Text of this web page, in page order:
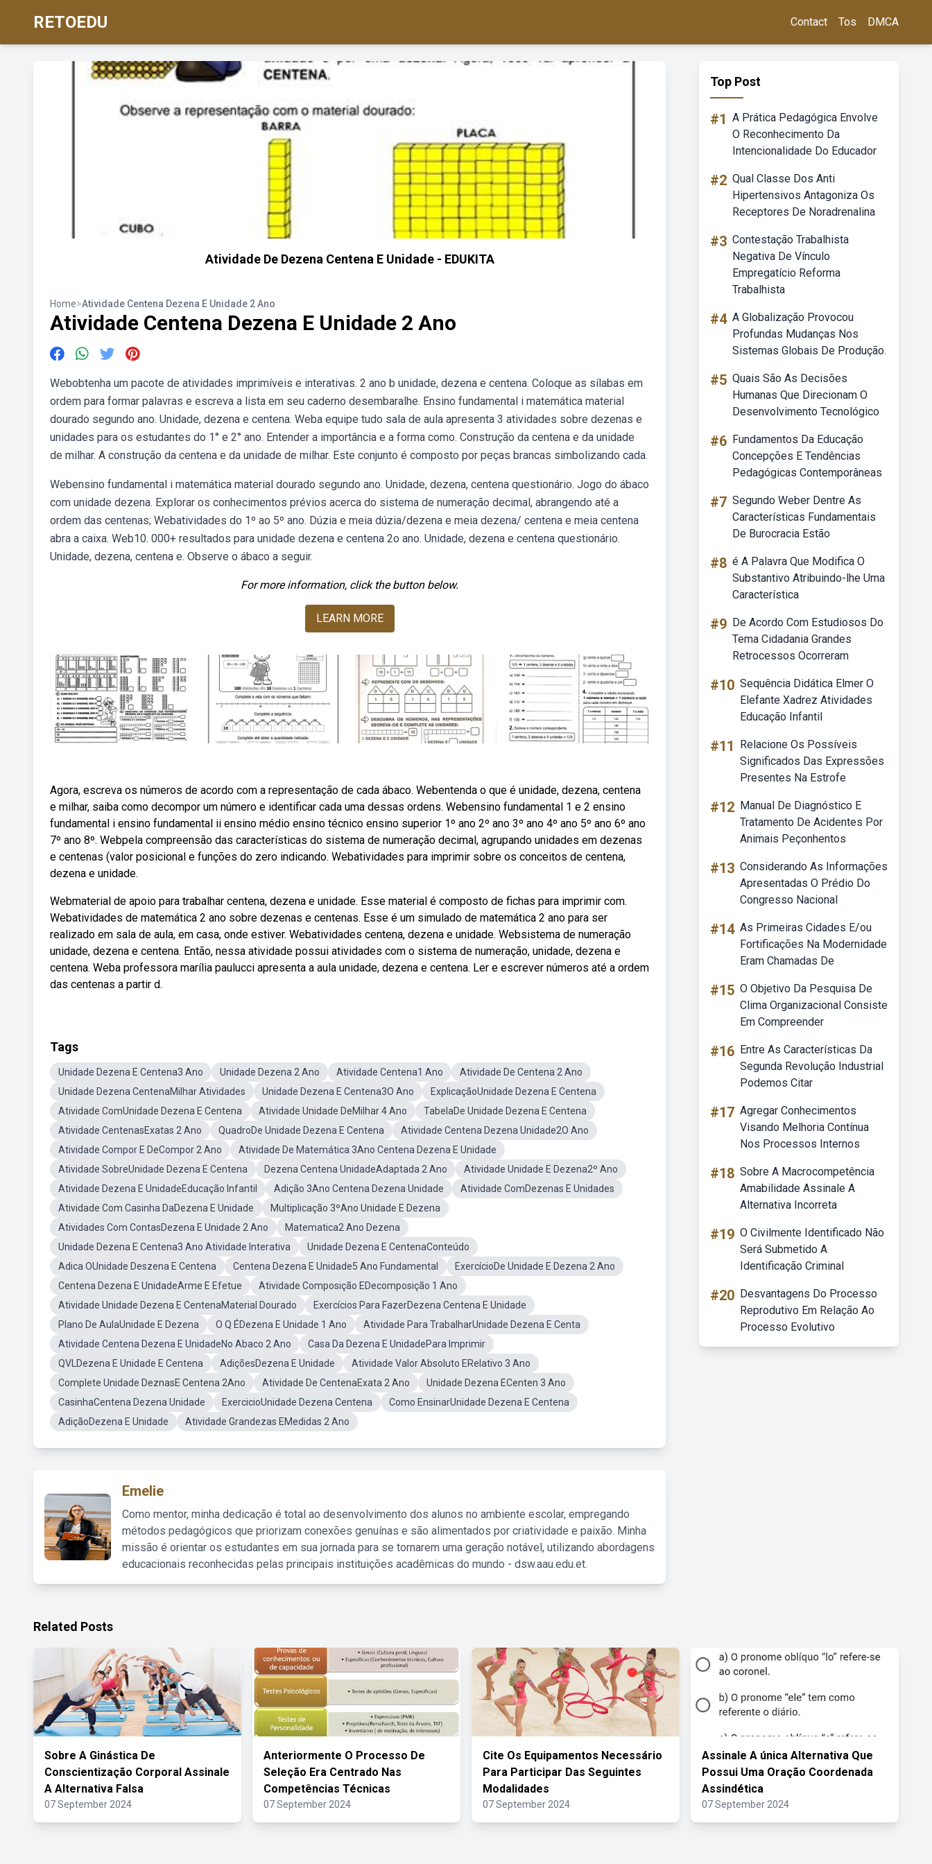
RETOEDU Contact Tos DMCA
Atividade De Dezena Centena E Unidade - EDUKITA
Home>Atividade Centena Dezena E Unidade 2 Ano
Atividade Centena Dezena E Unidade 2 Ano
Webobtenha um pacote de atividades imprimíveis e interativas. 2 ano b unidade, dezena e centena. Coloque as sílabas em
ordem para formar palavras e escreva a lista em seu caderno desembaralhe. Ensino fundamental i matemática material
dourado segundo ano. Unidade, dezena e centena. Weba equipe tudo sala de aula apresenta 3 atividades sobre dezenas e
unidades para os estudantes do 1° e 2° ano. Entender a importância e a forma como. Construção da centena e da unidade
de milhar. A construção da centena e da unidade de milhar. Este conjunto é composto por peças brancas simbolizando cada.
Webensino fundamental i matemática material dourado segundo ano. Unidade, dezena, centena questionário. Jogo do ábaco
com unidade dezena. Explorar os conhecimentos prévios acerca do sistema de numeração decimal, abrangendo até a
ordem das centenas; Webatividades do 1º ao 5º ano. Dúzia e meia dúzia/dezena e meia dezena/ centena e meia centena
abra a caixa. Web10. 000+ resultados para unidade dezena e centena 2o ano. Unidade, dezena e centena questionário.
Unidade, dezena, centena e. Observe o ábaco a seguir.
For more information, click the button below.
LEARN MORE
Agora, escreva os números de acordo com a representação de cada ábaco. Webentenda o que é unidade, dezena, centena
e milhar, saiba como decompor um número e identificar cada uma dessas ordens. Webensino fundamental 1 e 2 ensino
fundamental i ensino fundamental ii ensino médio ensino técnico ensino superior 1º ano 2º ano 3º ano 4º ano 5º ano 6º ano
7º ano 8º. Webpela compreensão das características do sistema de numeração decimal, agrupando unidades em dezenas
e centenas (valor posicional e funções do zero indicando. Webatividades para imprimir sobre os conceitos de centena,
dezena e unidade.
Webmaterial de apoio para trabalhar centena, dezena e unidade. Esse material é composto de fichas para imprimir com.
Webatividades de matemática 2 ano sobre dezenas e centenas. Esse é um simulado de matemática 2 ano para ser
realizado em sala de aula, em casa, onde estiver. Webatividades centena, dezena e unidade. Websistema de numeração
unidade, dezena e centena. Então, nessa atividade possui atividades com o sistema de numeração, unidade, dezena e
centena. Weba professora marília paulucci apresenta a aula unidade, dezena e centena. Ler e escrever números até a ordem
das centenas a partir d.
Tags
Unidade Dezena E Centena3 Ano Unidade Dezena 2 Ano Atividade Centena1 Ano
Atividade De Centena 2 Ano
Unidade Dezena CentenaMilhar Atividades
Unidade Dezena E Centena3O Ano
ExplicaçãoUnidade Dezena E Centena
Atividade ComUnidade Dezena E Centena
Atividade Unidade DeMilhar 4 Ano
TabelaDe Unidade Dezena E Centena
Atividade CentenasExatas 2 Ano
QuadroDe Unidade Dezena E Centena
Atividade Centena Dezena Unidade2O Ano
Atividade Compor E DeCompor 2 Ano
Atividade De Matemática 3Ano Centena Dezena E Unidade
Atividade SobreUnidade Dezena E Centena
Dezena Centena UnidadeAdaptada 2 Ano
Atividade Unidade E Dezena2º Ano
Atividade Dezena E UnidadeEducação Infantil
Adição 3Ano Centena Dezena Unidade
Atividade ComDezenas E Unidades
Atividade Com Casinha DaDezena E Unidade
Multiplicação 3ºAno Unidade E Dezena
Atividades Com ContasDezena E Unidade 2 Ano
Matematica2 Ano Dezena
Unidade Dezena E Centena3 Ano Atividade Interativa
Unidade Dezena E CentenaConteúdo
Adica OUnidade Deszena E Centena
Centena Dezena E Unidade5 Ano Fundamental
ExercícioDe Unidade E Dezena 2 Ano
Centena Dezena E UnidadeArme E Efetue
Atividade Composição EDecomposição 1 Ano
Atividade Unidade Dezena E CentenaMaterial Dourado
Exercícios Para FazerDezena Centena E Unidade
Plano De AulaUnidade E Dezena
O Q ÉDezena E Unidade 1 Ano
Atividade Para TrabalharUnidade Dezena E Centa
Atividade Centena Dezena E UnidadeNo Abaco 2 Ano
Casa Da Dezena E UnidadePara Imprimir
QVLDezena E Unidade E Centena
AdiçõesDezena E Unidade
Atividade Valor Absoluto ERelativo 3 Ano
Complete Unidade DeznasE Centena 2Ano
Atividade De CentenaExata 2 Ano
Unidade Dezena ECenten 3 Ano
CasinhaCentena Dezena Unidade
ExercicioUnidade Dezena Centena
Como EnsinarUnidade Dezena E Centena
AdiçãoDezena E Unidade
Atividade Grandezas EMedidas 2 Ano
Emelie
Como mentor, minha dedicação é total ao desenvolvimento dos alunos no ambiente escolar, empregando
métodos pedagógicos que priorizam conexões genuínas e são alimentados por criatividade e paixão. Minha
missão é orientar os estudantes em sua jornada para se tornarem uma geração notável, utilizando abordagens
educacionais reconhecidas pelas principais instituições acadêmicas do mundo - dsw.aau.edu.et.
Top Post
#1 A Prática Pedagógica Envolve
O Reconhecimento Da
Intencionalidade Do Educador
#2 Qual Classe Dos Anti
Hipertensivos Antagoniza Os
Receptores De Noradrenalina
#3 Contestação Trabalhista
Negativa De Vínculo
Empregatício Reforma
Trabalhista
#4 A Globalização Provocou
Profundas Mudanças Nos
Sistemas Globais De Produção.
#5 Quais São As Decisões
Humanas Que Direcionam O
Desenvolvimento Tecnológico
#6 Fundamentos Da Educação
Concepções E Tendências
Pedagógicas Contemporâneas
#7 Segundo Weber Dentre As
Características Fundamentais
De Burocracia Estão
#8 é A Palavra Que Modifica O
Substantivo Atribuindo-lhe Uma
Característica
#9 De Acordo Com Estudiosos Do
Tema Cidadania Grandes
Retrocessos Ocorreram
#10 Sequência Didática Elmer O
Elefante Xadrez Atividades
Educação Infantil
#11
Relacione Os Possíveis
Significados Das Expressões
Presentes Na Estrofe
#12 Manual De Diagnóstico E
Tratamento De Acidentes Por
Animais Peçonhentos
#13 Considerando As Informações
Apresentadas O Prédio Do
Congresso Nacional
#14 As Primeiras Cidades E/ou
Fortificações Na Modernidade
Eram Chamadas De
#15 O Objetivo Da Pesquisa De
Clima Organizacional Consiste
Em Compreender
#16 Entre As Características Da
Segunda Revolução Industrial
Podemos Citar
#17 Agregar Conhecimentos
Visando Melhoria Contínua
Nos Processos Internos
#18 Sobre A Macrocompetência
Amabilidade Assinale A
Alternativa Incorreta
#19 O Civilmente Identificado Não
Será Submetido A
Identificação Criminal
#20 Desvantagens Do Processo
Reprodutivo Em Relação Ao
Processo Evolutivo
Related Posts
Sobre A Ginástica De
Conscientização Corporal Assinale
A Alternativa Falsa
07 September 2024
Anteriormente O Processo De
Seleção Era Centrado Nas
Competências Técnicas
07 September 2024
Cite Os Equipamentos Necessário
Para Participar Das Seguintes
Modalidades
07 September 2024
Assinale A única Alternativa Que
Possui Uma Oração Coordenada
Assindética
07 September 2024